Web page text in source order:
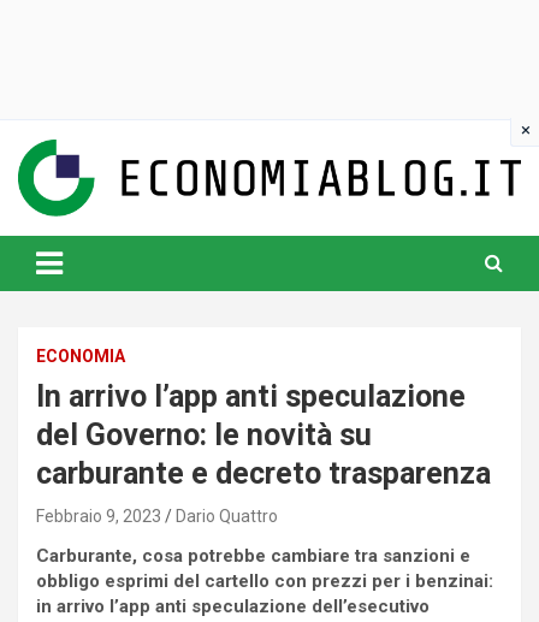
content
www.economiablog.it
ECONOMIA
In arrivo l’app anti speculazione
del Governo: le novità su
carburante e decreto trasparenza
Febbraio 9, 2023 Dario Quattro
Carburante, cosa potrebbe cambiare tra sanzioni e
obbligo esprimi del cartello con prezzi per i benzinai:
in arrivo l’app anti speculazione dell’esecutivo